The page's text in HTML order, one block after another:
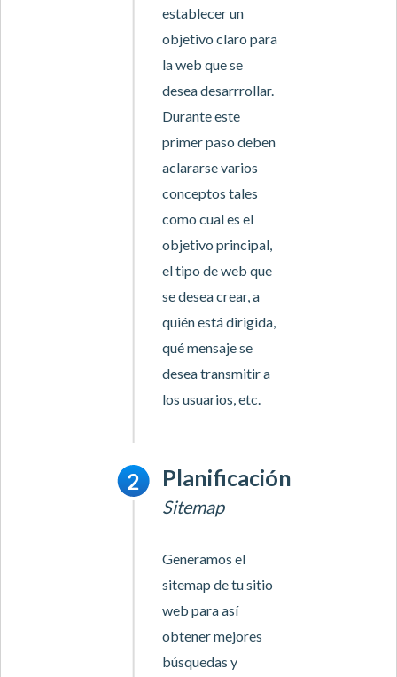
establecer un
objetivo claro para
la web que se
desea desarrrollar.
Durante este
primer paso deben
aclararse varios
conceptos tales
como cual es el
objetivo principal,
el tipo de web que
se desea crear, a
quién está dirigida,
qué mensaje se
desea transmitir a
los usuarios, etc.
Planificación
Sitemap
Generamos el
sitemap de tu sitio
web para así
obtener mejores
búsquedas y